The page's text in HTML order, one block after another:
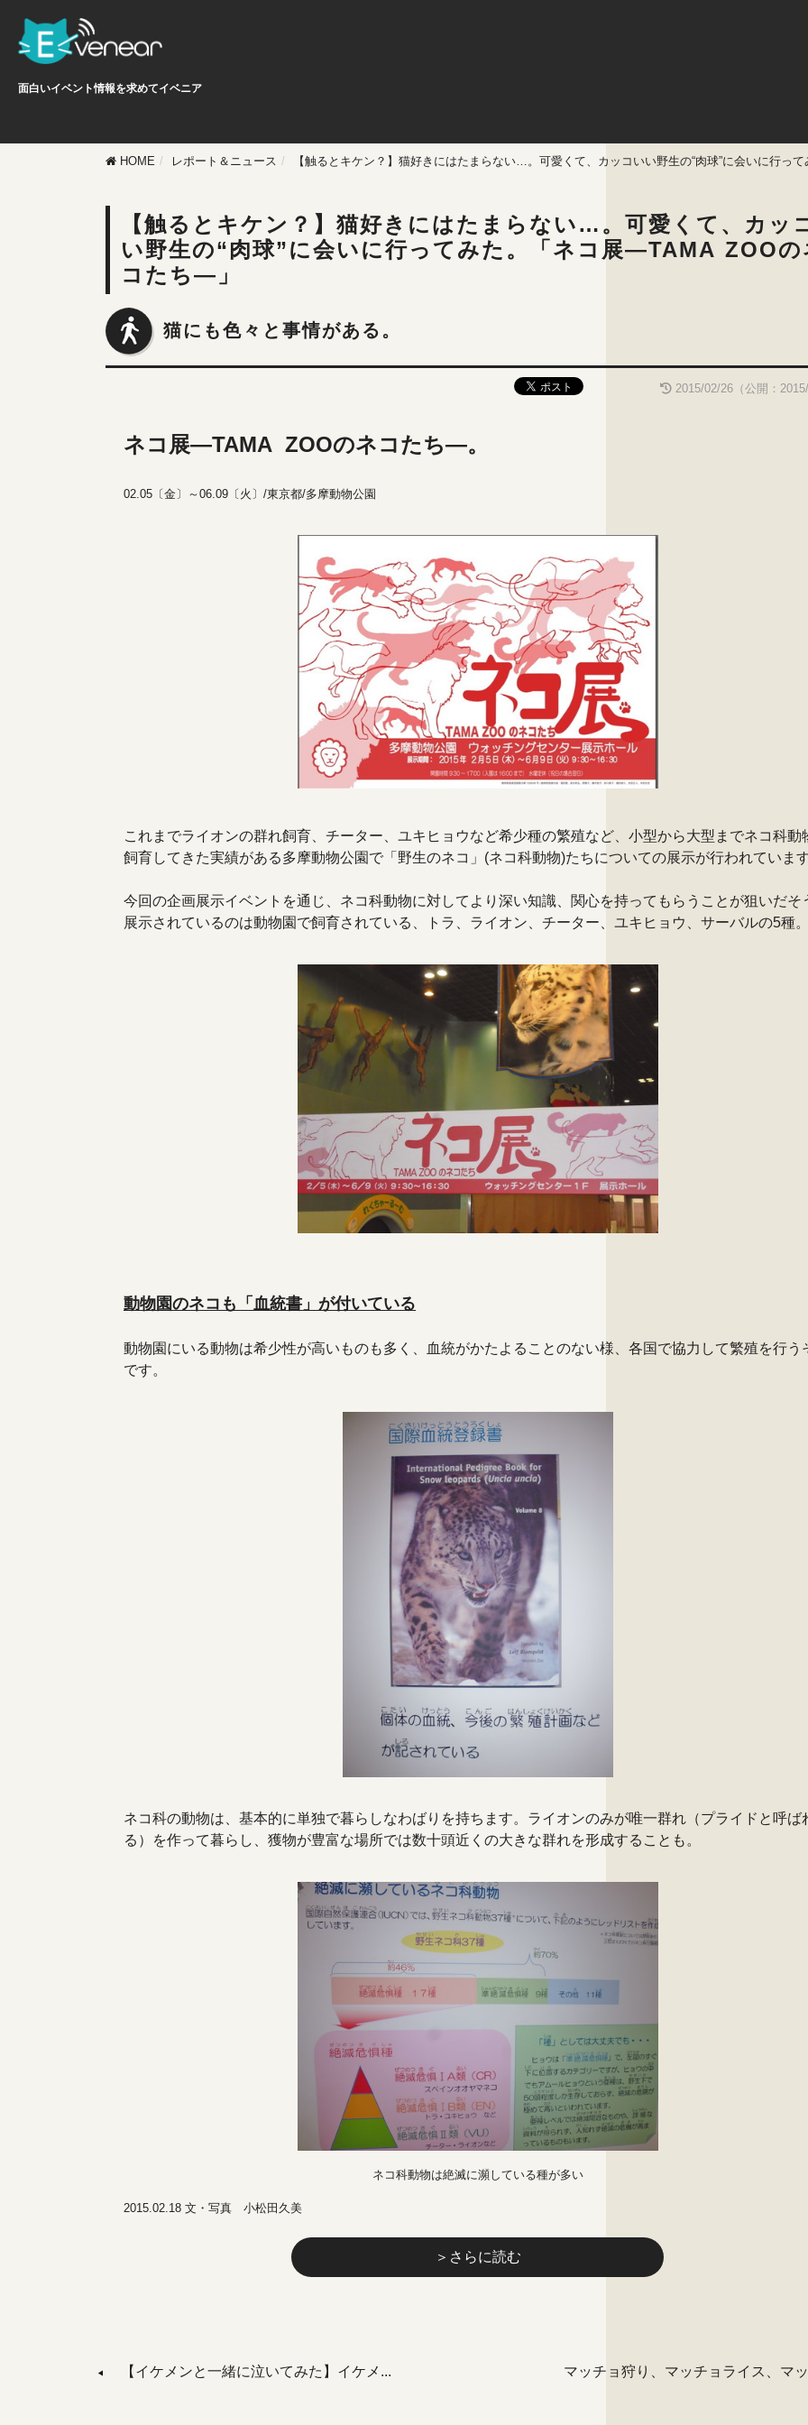
面白いイベント情報を求めてイベニア
HOME レポート＆ニュース 【触るとキケン？】猫好きにはたまらない…。可愛くて、カッコいい野生の“肉球”に会いに行
【触るとキケン？】猫好きにはたまらない…。可愛くて、カッ
い野生の“肉球”に会いに行ってみた。「ネコ展―TAMA ZOOの
コたち―」
猫にも色々と事情がある。
2015/02/26（公開：
ネコ展―TAMA ZOOのネコたち―。
02.05 〔金〕～06.09〔火〕/東京都/多摩動物公園
これまでライオンの群れ飼育、チーター、ユキヒョウなど希少種の繁殖など、小型から大型までネコ科動
飼育してきた実績がある多摩動物公園で「野生のネコ」(ネコ科動物)たちについての展示が行われていま
今回の企画展示イベントを通じ、ネコ科動物に対してより深い知識、関心を持ってもらうことが狙いだそ
展示されているのは動物園で飼育されている、トラ、ライオン、チーター、ユキヒョウ、サーバルの5種
動物園のネコも「血統書」が付いている
動物園にいる動物は希少性が高いものも多く、血統がかたよることのない様、各国で協力して繁殖を行う
です。
ネコ科の動物は、基本的に単独で暮らしなわばりを持ちます。ライオンのみが唯一群れ（プライドと呼ば
る）を作って暮らし、獲物が豊富な場所では数十頭近くの大きな群れを形成することも。
ネコ科動物は絶滅に瀕している種が多い
2015.02.18 文・写真 小松田久美
＞さらに読む
【イケメンと一緒に泣いてみた】イケメ... マッチョ狩り、マッチョライス、マ